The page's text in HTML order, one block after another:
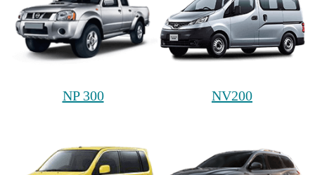
NP 300 NV200